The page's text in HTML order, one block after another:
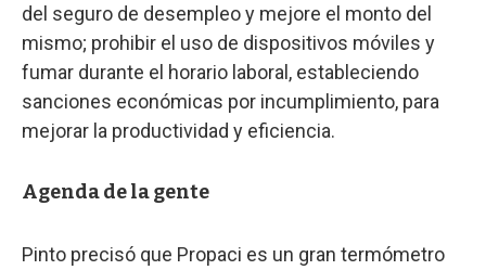
del seguro de desempleo y mejore el monto del
mismo; prohibir el uso de dispositivos móviles y
fumar durante el horario laboral, estableciendo
sanciones económicas por incumplimiento, para
mejorar la productividad y eficiencia.
Agenda de la gente
Pinto precisó que Propaci es un gran termómetro